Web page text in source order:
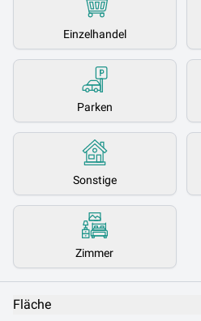
Einzelhandel
Parken
Sonstige
Zimmer
Fläche